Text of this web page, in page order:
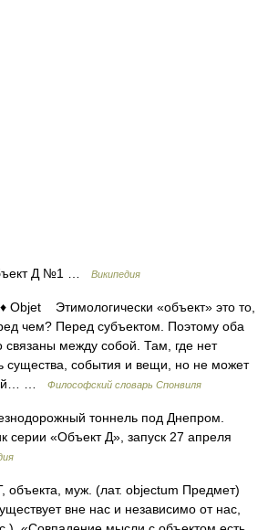
Д №1 … Википедия
Этимологически «объект» это то,
чем? Перед субъектом. Поэтому оба
связаны между собой. Там, где нет
существа, события и вещи, но не может
…
Философский словарь Спонвиля
тоннель под Днепром.
серии «Объект Д», запуск 27 апреля
муж. (лат. objectum Предмет)
вне нас и независимо от нас,